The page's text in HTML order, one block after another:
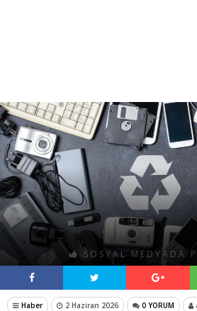
SOSYAL MEDYADA
Haber 2 Haziran 2026 0 YORUM